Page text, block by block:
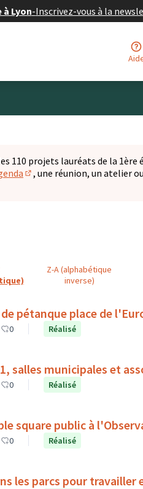
Lyon-Inscrivez-vous à la
110 projets lauréats de la 1ère
(S'ouvre dans un nouvel
, une réunion, un atelier
Z-A (alphabétique
inverse)
pétanque place de
0 Réalisé
salles municipales et
0 Réalisé
square public à
0 Réalisé
les parcs pour travailler